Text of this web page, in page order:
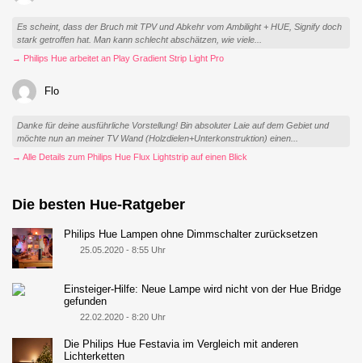
Es scheint, dass der Bruch mit TPV und Abkehr vom Ambilight + HUE, Signify doch
stark getroffen hat. Man kann schlecht abschätzen, wie viele...
→ Philips Hue arbeitet an Play Gradient Strip Light Pro
Flo
Danke für deine ausführliche Vorstellung! Bin absoluter Laie auf dem Gebiet und
möchte nun an meiner TV Wand (Holzdielen+Unterkonstruktion) einen...
→ Alle Details zum Philips Hue Flux Lightstrip auf einen Blick
Die besten Hue-Ratgeber
Philips Hue Lampen ohne Dimmschalter zurücksetzen
25.05.2020 - 8:55 Uhr
Einsteiger-Hilfe: Neue Lampe wird nicht von der Hue Bridge
gefunden
22.02.2020 - 8:20 Uhr
Die Philips Hue Festavia im Vergleich mit anderen
Lichterketten